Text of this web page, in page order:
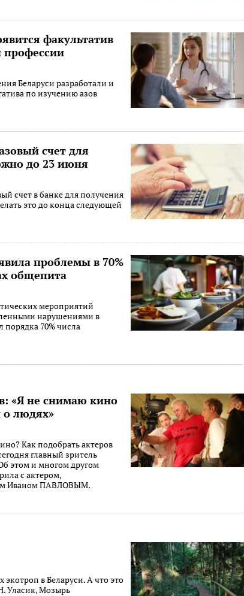
факультатив
профессии
Беларуси разработали и
по изучению азов
счет для
до 23 июня
счет в банке для получения
это до конца следующей
проблемы в 70%
общепита
мероприятий
нарушениями в
порядка 70% числа
«Я не снимаю кино
людях»
Как подобрать актеров
главный зритель
этом и многом другом
с актером,
Иваном ПАВЛОВЫМ.
в Беларуси. А что это
Уласик, Мозырь